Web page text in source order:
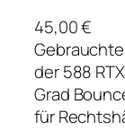
45,00€
der 588
Grad
für